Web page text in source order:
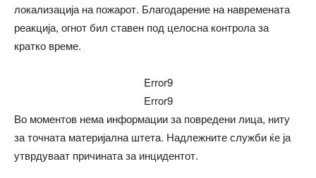
локализација на пожарот. Благодарение на навремената
реакција, огнот бил ставен под целосна контрола за
кратко време.
Error9
Error9
Во моментов нема информации за повредени лица, ниту
за точната материјална штета. Надлежните служби ќе ја
утврдуваат причината за инцидентот.